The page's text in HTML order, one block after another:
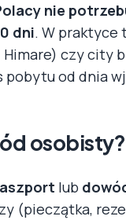
nie
dni. W praktyce
Himare) czy city
od dnia
osobisty?
lub
(pieczątka,